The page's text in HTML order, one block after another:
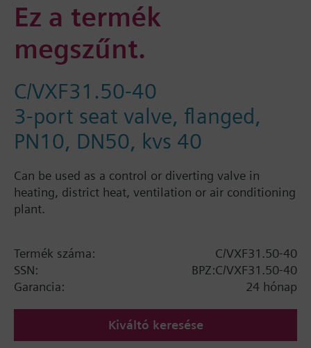
Ez a termék
megszűnt.
C/VXF31.50-40
3-port seat valve, flanged,
PN10, DN50, kvs 40
Can be used as a control or diverting valve in
heating, district heat, ventilation or air conditioning
plant.
Termék száma:
C/VXF31.50-40
SSN:
BPZ:C/VXF31.50-40
Garancia:
24 hónap
Kiváltó keresése